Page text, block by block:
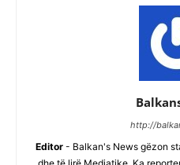
http://
Editor - Balkan's News gëzon